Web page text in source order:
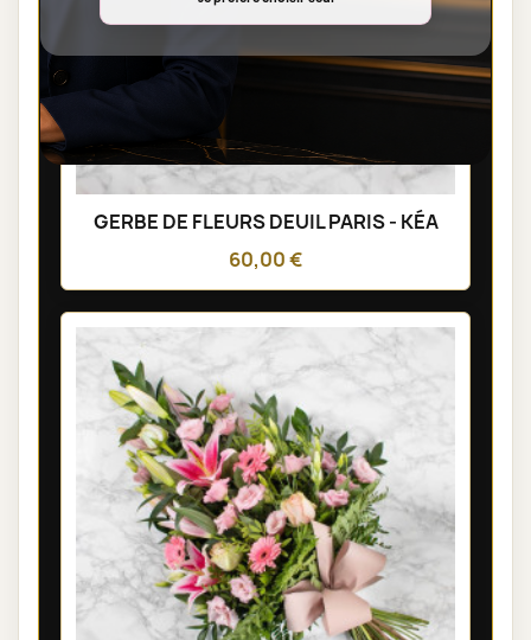
GERBE DE FLEURS DEUIL PARIS - KÉA
60,00 €